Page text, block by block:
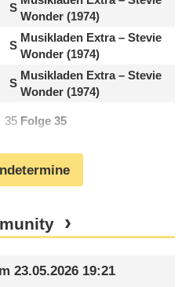
S
Wonder (1974)
S
Musikladen Extra – Stevie
Wonder (1974)
S
Musikladen Extra – Stevie
Wonder (1974)
35 Folge 35
23.05.2026 19:21